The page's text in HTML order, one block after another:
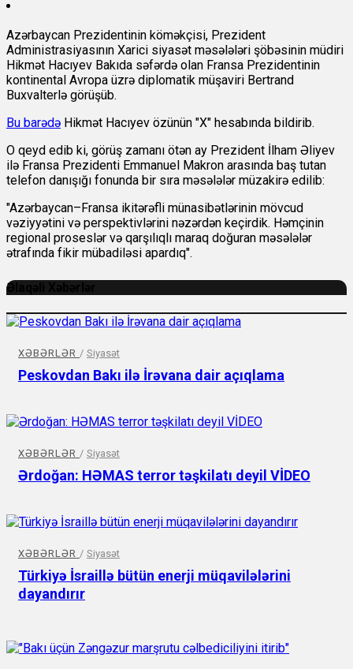
Azərbaycan Prezidentinin köməkçisi, Prezident
Administrasiyasının Xarici siyasət məsələləri şöbəsinin müdiri
Hikmət Hacıyev Bakıda səfərdə olan Fransa Prezidentinin
kontinental Avropa üzrə diplomatik müşaviri Bertrand
Buxvalterlə görüşüb.
Bu barədə Hikmət Hacıyev özünün "X" hesabında bildirib.
O qeyd edib ki, görüş zamanı ötən ay Prezident İlham Əliyev
ilə Fransa Prezidenti Emmanuel Makron arasında baş tutan
telefon danışığı fonunda bir sıra məsələlər müzakirə edilib:
"Azərbaycan–Fransa ikitərəfli münasibətlərinin mövcud
vəziyyətini və perspektivlərini nəzərdən keçirdik. Həmçinin
regional proseslər və qarşılıqlı maraq doğuran məsələlər
ətrafında fikir mübadiləsi apardıq".
Əlaqəli Xəbərlər
XƏBƏRLƏR / Siyasət
Peskovdan Bakı ilə İrəvana dair açıqlama
XƏBƏRLƏR / Siyasət
Ərdoğan: HƏMAS terror təşkilatı deyil VİDEO
XƏBƏRLƏR / Siyasət
Türkiyə İsraillə bütün enerji müqavilələrini
dayandırır